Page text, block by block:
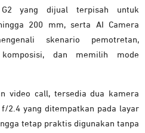
G2 yang dijual terpisah untuk
200 mm, serta AI Camera
skenario pemotretan,
komposisi, dan memilih mode
video call, tersedia dua kamera
2.4 yang ditempatkan pada layar
tetap praktis digunakan tanpa